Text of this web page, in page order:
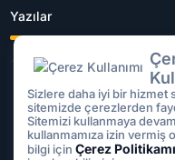
Yazılar
Tüm işlemleriniz
Sizlere daha iyi bir hizmet
sitemizde çerezlerden
Sitemizi kullanmaya
kullanmamıza izin vermiş
bilgi için Çerez